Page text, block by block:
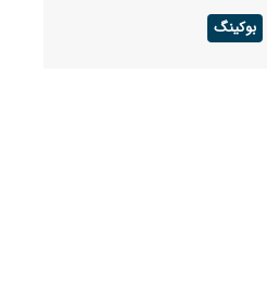
ارتش: در دفاع از ایران، جان
بوکینگ